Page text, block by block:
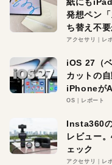
発想ペン
ち替え不
アクセサリ レ
iOS 27（
カットの
iPhoneが
OS レポート
Insta360
レビュー
ェック
アクセサリ レ